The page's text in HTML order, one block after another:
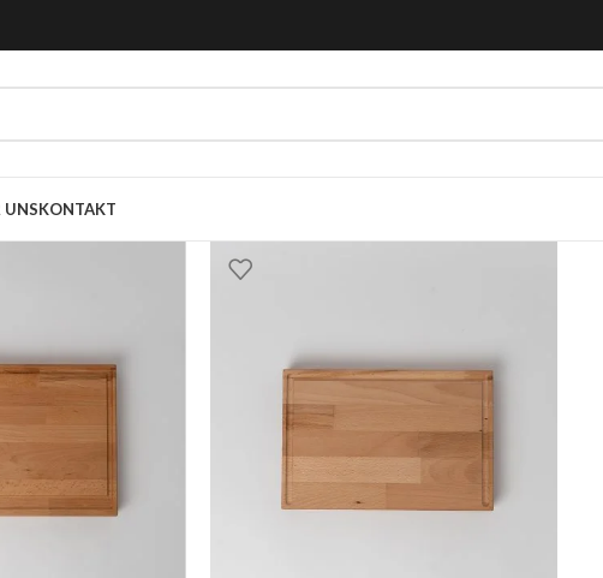
UNSKONTAKT